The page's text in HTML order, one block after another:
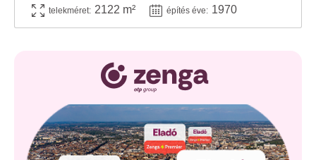
telekméret: 2122 m² építés éve: 1970